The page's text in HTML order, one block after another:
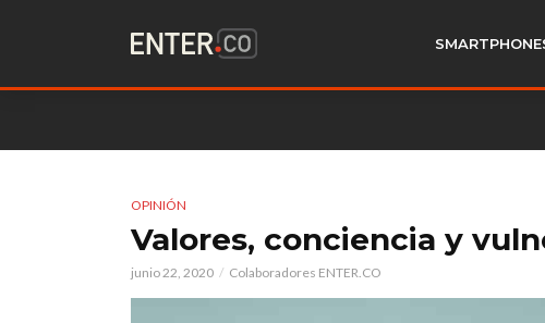
OPINIÓN
Valores, conciencia y
junio 22, 2020 Colaboradores ENTER.CO